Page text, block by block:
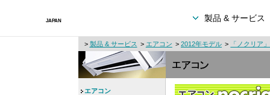
製品 & サービス
> 製品 & サービス > エアコン >2012年モデル > 「ノクリア
エアコン